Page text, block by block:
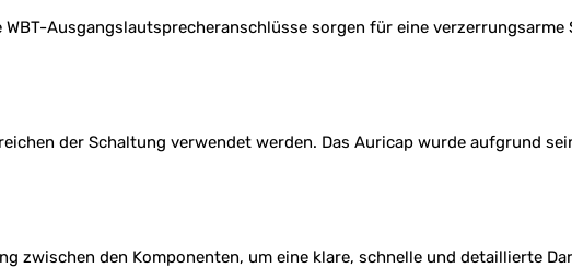
Ausgangslautsprecheranschlüsse sorgen für eine
der Schaltung verwendet werden. Das Auricap wurde aufgrund
zwischen den Komponenten, um eine klare, schnelle und detaillierte